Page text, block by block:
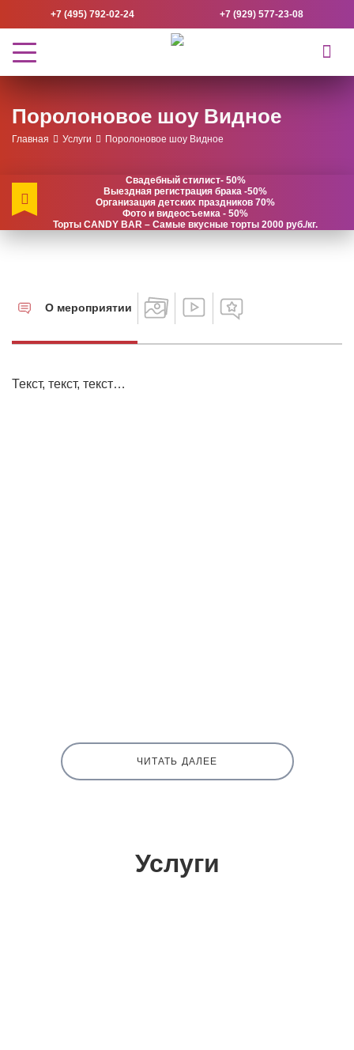
+7 (495) 792-02-24 +7 (929) 577-23-08
Поролоновое шоу Видное
Главная Услуги Поролоновое шоу Видное
Свадебный стилист- 50%
Выездная регистрация брака -50%
Организация детских праздников 70%
Фото и видеосъемка - 50%
Торты CANDY BAR – Самые вкусные торты 2000 руб./кг.
О мероприятии
Текст, текст, текст…
ЧИТАТЬ ДАЛЕЕ
Услуги